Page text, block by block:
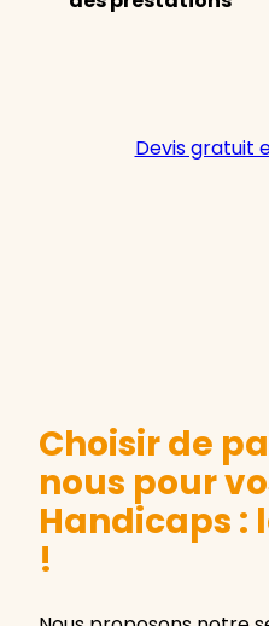
Devis gratuit
Choisir de
nous pour
Handicaps :
!